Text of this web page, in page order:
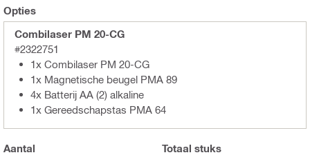
Opties
Combilaser PM 20-CG
#2322751
1x Combilaser PM 20-CG
1x Magnetische beugel PMA 89
4x Batterij AA (2) alkaline
1x Gereedschapstas PMA 64
Aantal Totaal stuks